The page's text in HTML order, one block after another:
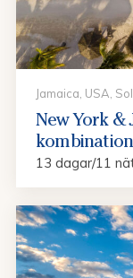
Jamaica, USA,
New York &
13 dagar/11